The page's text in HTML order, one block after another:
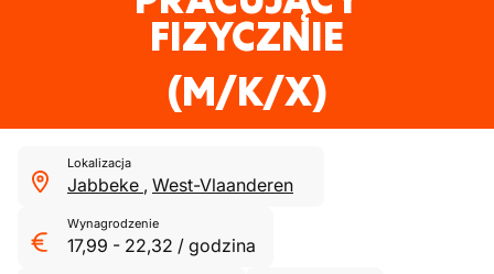
FIZYCZNIE
(M/K/X)
Lokalizacja
Jabbeke , West-Vlaanderen
Wynagrodzenie
17,99 - 22,32 / godzina